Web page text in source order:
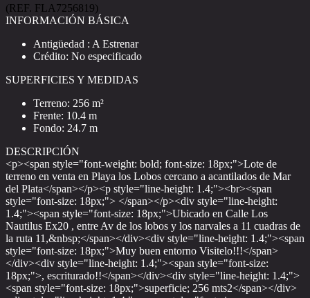
(REF. FLA7256819)
INFORMACIÓN BÁSICA
Antigüedad : A Estrenar
Crédito: No especificado
SUPERFICIES Y MEDIDAS
Terreno: 256 m²
Frente: 10.4 m
Fondo: 24.7 m
DESCRIPCIÓN
<p><span style="font-weight: bold; font-size: 18px;">Lote de
terreno en venta en Playa los Lobos cercano a acantilados de Mar
del Plata</span></p><p style="line-height: 1.4;"><br><span
style="font-size: 18px;"> </span></p><div style="line-height:
1.4;"><span style="font-size: 18px;">Ubicado en Calle Los
Nautilus Ex20 , entre Av de los lobos y los narvales a 11 cuadras de
la ruta 11,&nbsp;</span></div><div style="line-height: 1.4;"><span
style="font-size: 18px;">Muy buen entorno Visitelo!!!</span>
</div><div style="line-height: 1.4;"><span style="font-size:
18px;">, escriturado!!</span></div><div style="line-height: 1.4;">
<span style="font-size: 18px;">superficie; 256 mts2</span></div>